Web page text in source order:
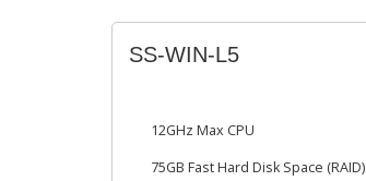
SS-WIN-L5
12GHz Max CPU
75GB Fast Hard Disk Space (RAID)